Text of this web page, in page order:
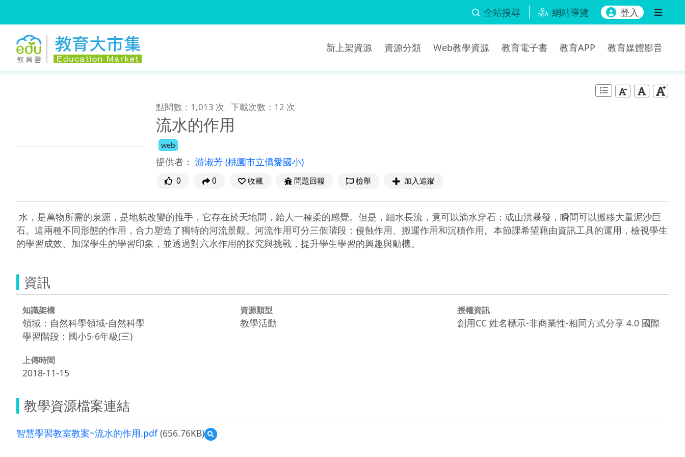
全站搜尋 網站導覽 登入
新上架資源 資源分類 Web教學資源 教育電子書 教育APP 教育媒體影音
點閱數：1,013 次 下載次數：12 次
流水的作用
web
提供者： 游淑芳 (桃園市立僑愛國小)
0 0 收藏 問題回報 檢舉 加入追蹤
石。這兩種不同形態的作用，合力塑造了獨特的河流景觀。河流作用可分三個階段：侵蝕作用、搬運作用和沉積作用。本節課希望藉由資訊工具的運用，檢視學生
的學習成效、加深學生的學習印象，並透過對六水作用的探究與挑戰，提升學生學習的興趣與動機。
資訊
知識架構
領域：自然科學領域-自然科學
學習階段：國小5-6年級(三)
資源類型
教學活動
授權資訊
創用CC 姓名標示-非商業性-相同方式分享 4.0 國際
上傳時間
2018-11-15
教學資源檔案連結
智慧學習教室教案~流水的作用.pdf(656.76KB)
預
覽